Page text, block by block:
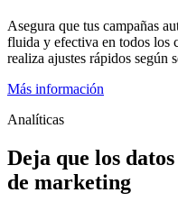
Asegura que tus campañas
fluida y efectiva en todos los
realiza ajustes rápidos según
Más información
Analíticas
Deja que los
de marketing